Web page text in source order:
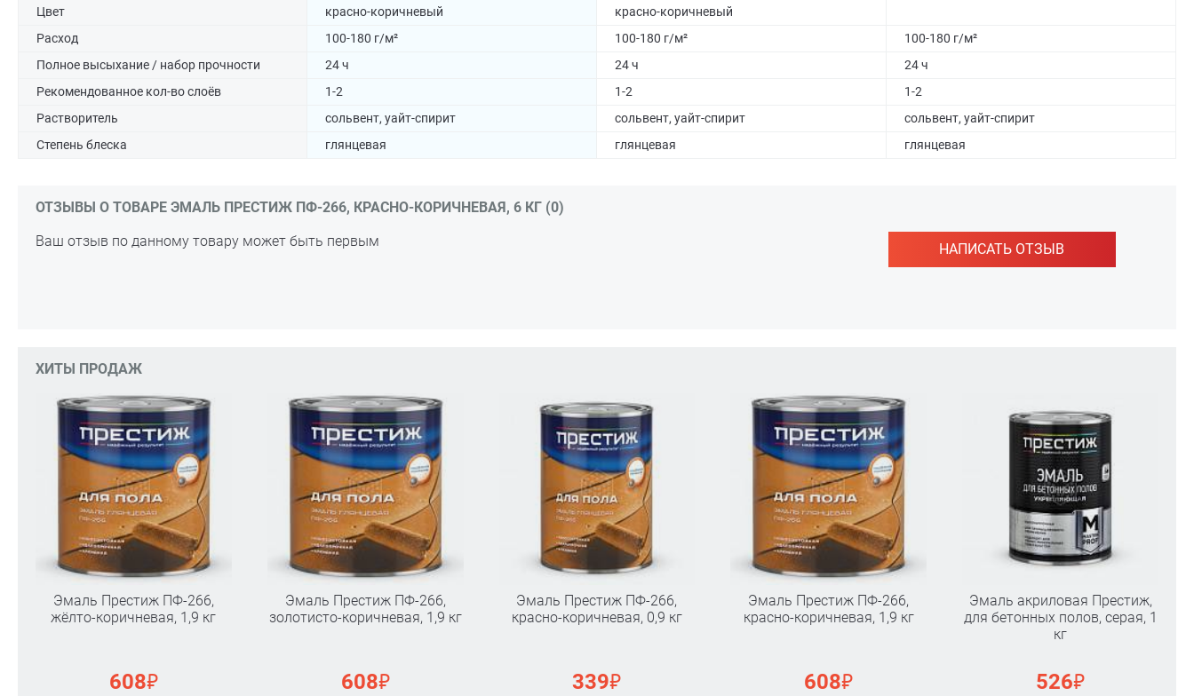
Цвет
красно-коричневый
красно-коричневый
Расход
100-180 г/м² 100-180 г/м²
100-180 г/м²
Полное высыхание / набор прочности
24 ч 24 ч
24 ч
Рекомендованное кол-во слоёв
1-2 1-2
1-2
Растворитель
сольвент, уайт-спирит сольвент, уайт-спирит
сольвент, уайт-спирит
Степень блеска
глянцевая глянцевая глянцевая
ОТЗЫВЫ О ТОВАРЕ ЭМАЛЬ ПРЕСТИЖ ПФ-266, КРАСНО-КОРИЧНЕВАЯ, 6 КГ (0)
НАПИСАТЬ ОТЗЫВ
Ваш отзыв по данному товару может быть первым
ХИТЫ ПРОДАЖ
Эмаль Престиж ПФ-266,
жёлто-коричневая, 1,9 кг
608₽
Эмаль Престиж ПФ-266,
золотисто-коричневая, 1,9 кг
608₽
Эмаль Престиж ПФ-266,
красно-коричневая, 0,9 кг
339₽
Эмаль Престиж ПФ-266,
красно-коричневая, 1,9 кг
608₽
Эмаль акриловая Престиж,
для бетонных полов, серая, 1
кг
526₽